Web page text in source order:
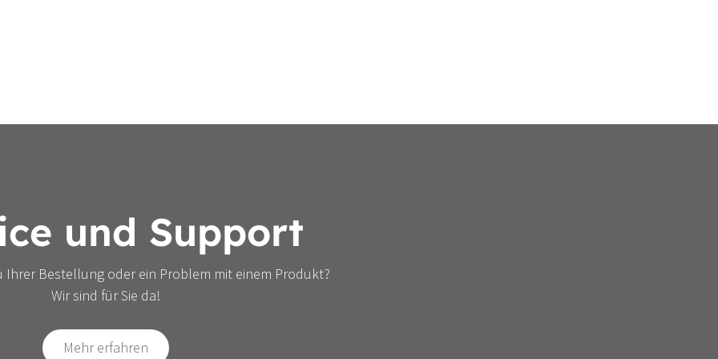
und Support
Ihrer Bestellung oder ein Problem mit einem Produkt?
Wir sind für Sie da!
Mehr erfahren